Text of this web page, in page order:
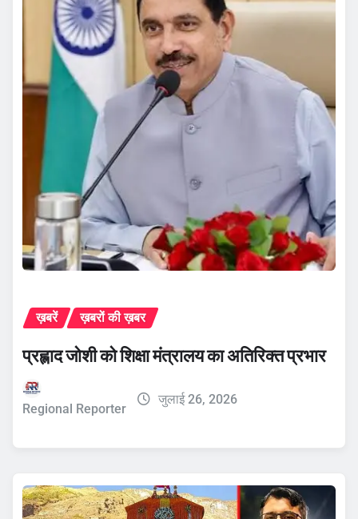
ख़बरें ख़बरों की ख़बर
प्रह्लाद जोशी को शिक्षा मंत्रालय का अतिरिक्त प्रभार
Regional Reporter
जुलाई 26, 2026